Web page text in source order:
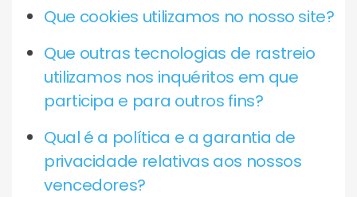
Que cookies utilizamos no nosso site?
Que outras tecnologias de rastreio
utilizamos nos inquéritos em que
participa e para outros fins?
Qual é a política e a garantia de
privacidade relativas aos nossos
vencedores?